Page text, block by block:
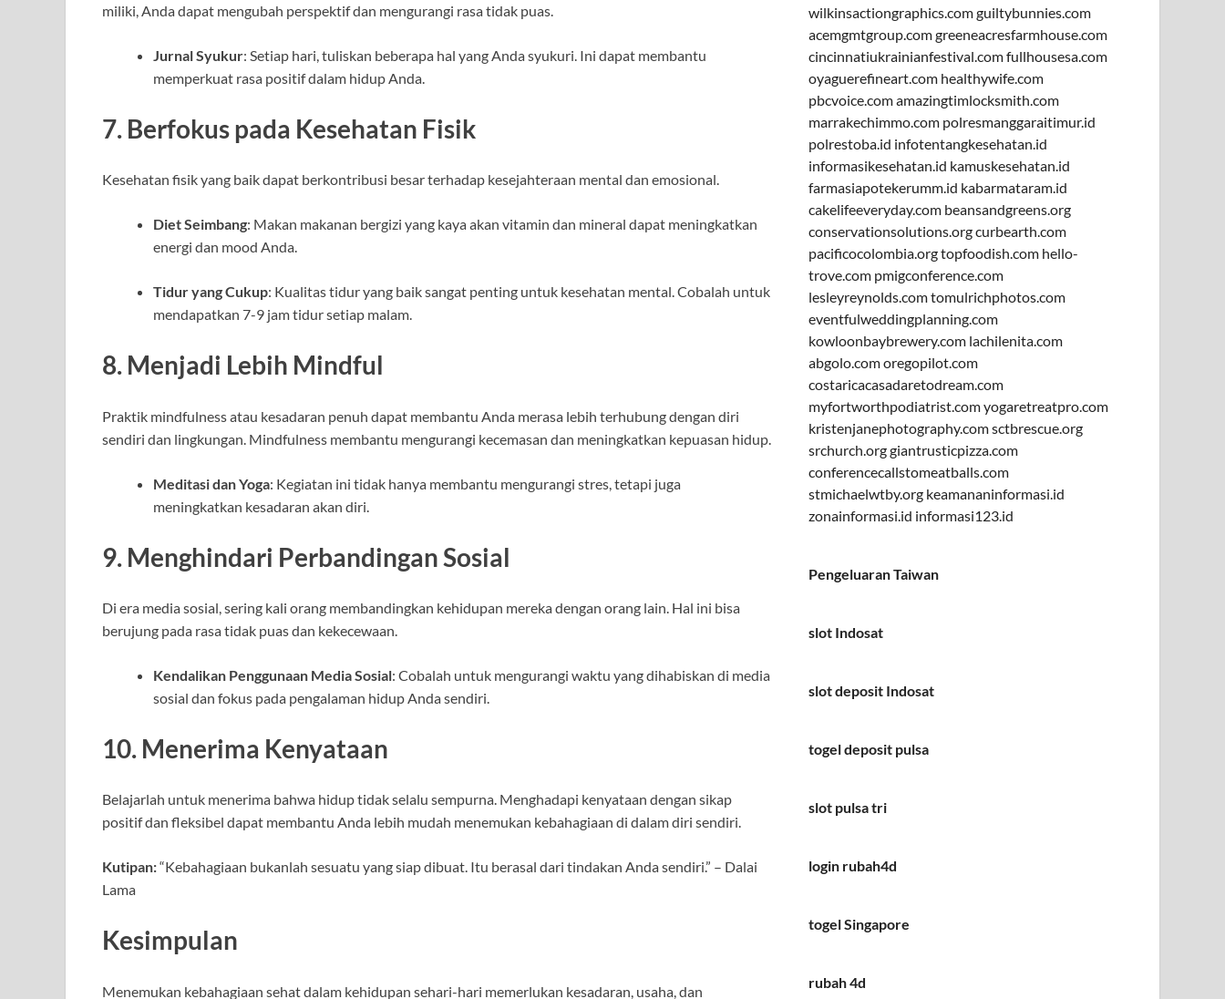
miliki, Anda dapat mengubah perspektif dan mengurangi rasa tidak puas.
Jurnal Syukur: Setiap hari, tuliskan beberapa hal yang Anda syukuri. Ini dapat membantu
memperkuat rasa positif dalam hidup Anda.
7. Berfokus pada Kesehatan Fisik
Kesehatan fisik yang baik dapat berkontribusi besar terhadap kesejahteraan mental dan emosional.
Diet Seimbang: Makan makanan bergizi yang kaya akan vitamin dan mineral dapat meningkatkan
energi dan mood Anda.
Tidur yang Cukup: Kualitas tidur yang baik sangat penting untuk kesehatan mental. Cobalah untuk
mendapatkan 7-9 jam tidur setiap malam.
8. Menjadi Lebih Mindful
Praktik mindfulness atau kesadaran penuh dapat membantu Anda merasa lebih terhubung dengan diri
sendiri dan lingkungan. Mindfulness membantu mengurangi kecemasan dan meningkatkan kepuasan hidup.
Meditasi dan Yoga: Kegiatan ini tidak hanya membantu mengurangi stres, tetapi juga
meningkatkan kesadaran akan diri.
9. Menghindari Perbandingan Sosial
Di era media sosial, sering kali orang membandingkan kehidupan mereka dengan orang lain. Hal ini bisa
berujung pada rasa tidak puas dan kekecewaan.
Kendalikan Penggunaan Media Sosial: Cobalah untuk mengurangi waktu yang dihabiskan di media
sosial dan fokus pada pengalaman hidup Anda sendiri.
10. Menerima Kenyataan
Belajarlah untuk menerima bahwa hidup tidak selalu sempurna. Menghadapi kenyataan dengan sikap
positif dan fleksibel dapat membantu Anda lebih mudah menemukan kebahagiaan di dalam diri sendiri.
Kutipan:“Kebahagiaan bukanlah sesuatu yang siap dibuat. Itu berasal dari tindakan Anda sendiri.” – Dalai
Lama
Kesimpulan
Menemukan kebahagiaan sehat dalam kehidupan sehari-hari memerlukan kesadaran, usaha, dan
wilkinsactiongraphics.comguiltybunnies.com
acemgmtgroup.comgreeneacresfarmhouse.com
cincinnatiukrainianfestival.comfullhousesa.com
oyaguerefineart.com healthywife.com
pbcvoice.comamazingtimlocksmith.com
marrakechimmo.com polresmanggaraitimur.id
polrestoba.id infotentangkesehatan.id
informasikesehatan.id kamuskesehatan.id
farmasiapotekerumm.id kabarmataram.id
cakelifeeveryday.com beansandgreens.org
conservationsolutions.orgcurbearth.com
pacificocolombia.orgtopfoodish.com hello-
trove.com pmigconference.com
lesleyreynolds.comtomulrichphotos.com
eventfulweddingplanning.com
kowloonbaybrewery.com lachilenita.com
abgolo.comoregopilot.com
costaricacasadaretodream.com
myfortworthpodiatrist.comyogaretreatpro.com
kristenjanephotography.comsctbrescue.org
srchurch.orggiantrusticpizza.com
conferencecallstomeatballs.com
stmichaelwtby.org keamananinformasi.id
zonainformasi.id informasi123.id
Pengeluaran Taiwan
slot Indosat
slot deposit Indosat
togel deposit pulsa
slot pulsa tri
login rubah4d
togel Singapore
rubah 4d